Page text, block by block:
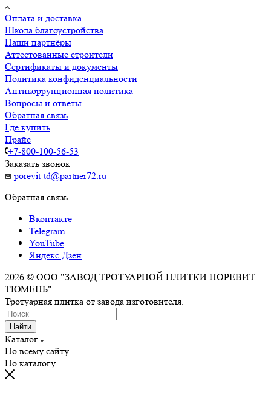
Оплата и доставка
Школа благоустройства
Наши партнёры
Аттестованные строители
Сертификаты и документы
Политика конфиденциальности
Антикоррупционная политика
Вопросы и ответы
Обратная связь
Где купить
Прайс
+7-800-100-56-53
Заказать звонок
porevit-td@partner72.ru
Обратная связь
Вконтакте
Telegram
YouTube
Яндекс.Дзен
2026 © ООО "ЗАВОД ТРОТУАРНОЙ ПЛИТКИ ПОРЕВИТ.
ТЮМЕНЬ"
Тротуарная плитка от завода изготовителя.
Найти
Каталог
По всему сайту
По каталогу